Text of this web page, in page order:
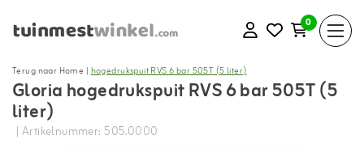
0
Terug naar Home |hogedrukspuit RVS 6 bar 505T (5 liter)
Gloria hogedrukspuit RVS 6 bar 505T (5
liter)
| Artikelnummer: 505.0000